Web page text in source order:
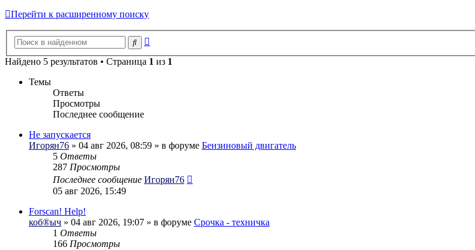
Перейти к расширенному поиску
Поиск
Найдено 5 результатов • Страница 1 из 1
Темы
Ответы
Просмотры
Последнее сообщение
Не запускается
Игорян76 » 04 авг 2026, 08:59 » в форуме Бензиновый двигатель
5 Ответы
287 Просмотры
Последнее сообщение Игорян76
05 авг 2026, 15:49
Forscan! Help!
коб®ыч » 04 авг 2026, 19:07 » в форуме Срочка - техничка
1 Ответы
166 Просмотры